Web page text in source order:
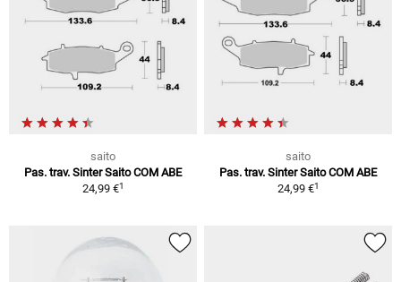
saito
Pas. trav. Sinter Saito COM ABE
24,99 €1
saito
Pas. trav. Sinter Saito COM ABE
24,99 €1